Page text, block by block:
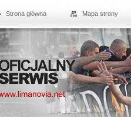
Strona główna Mapa strony